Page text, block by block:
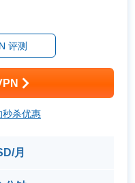
去的聲譽，我們期望
，Prot...
评测
秒杀优惠
月